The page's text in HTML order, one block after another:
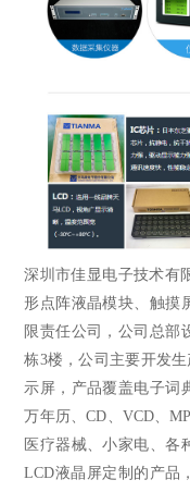
深圳市佳显电子技术有
形点阵液晶模块、触摸
限责任公司，公司总部
栋3楼，公司主要开发
示屏，产品覆盖电子词
万年历、CD、VCD、
医疗器械、小家电、各
LCD液晶屏定制的产品